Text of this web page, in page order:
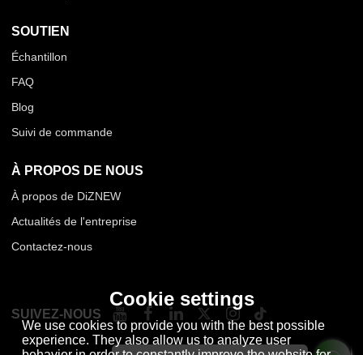
SOUTIEN
Échantillon
FAQ
Blog
Suivi de commande
À PROPOS DE NOUS
À propos de DiZNEW
Actualités de l'entreprise
Contactez-nous
SUIVEZ-NOUS
Cookie settings
We use cookies to provide you with the best possible
experience. They also allow us to analyze user